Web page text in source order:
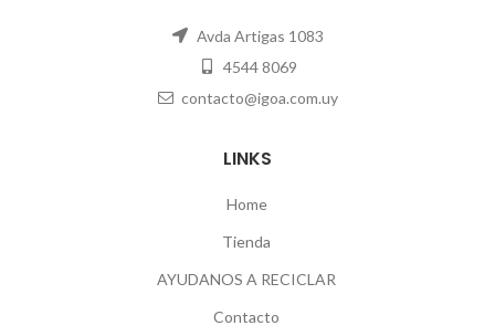
Avda Artigas 1083
4544 8069
contacto@igoa.com.uy
LINKS
Home
Tienda
AYUDANOS A RECICLAR
Contacto